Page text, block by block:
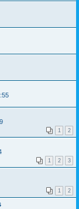
1 2
1 2 3
1 2